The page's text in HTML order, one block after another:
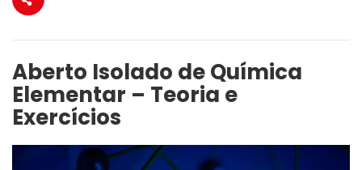
Aberto Isolado de Química
Elementar – Teoria e
Exercícios